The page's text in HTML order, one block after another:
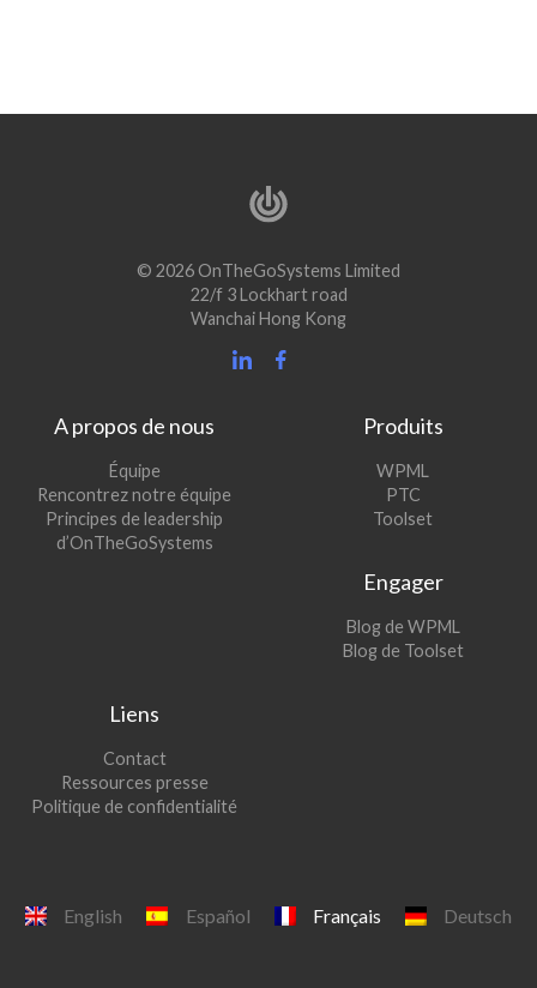
© 2026 OnTheGoSystems Limited
22/f 3 Lockhart road
Wanchai Hong Kong
A propos de nous
Équipe
Rencontrez notre équipe
Principes de leadership
d’OnTheGoSystems
Produits
WPML
une
PTC(s’ouvre
dans
fenêtre)
Toolset(s’ouvre
nouvelle
Engager
Blog de WPML
dans
Blog de Toolset(s’ouvre
Liens
Contact
Ressources presse
Politique de confidentialité
English Español Français Deutsch